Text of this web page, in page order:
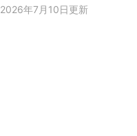
2026年7月10日更新